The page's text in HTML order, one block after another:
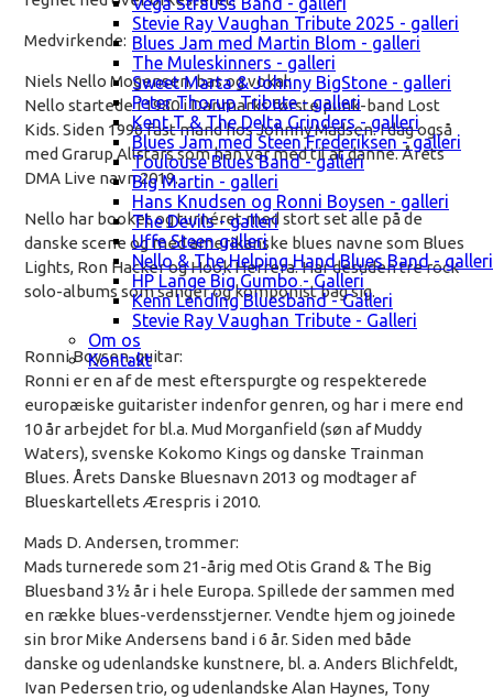
Stevie Ray Vaughan Tribute 2025 - galleri
Blues Jam med Martin Blom - galleri
The Muleskinners - galleri
Sweet Marta & Johnny BigStone - galleri
Peter Thorup Tribute - galleri
Kent T & The Delta Grinders - galleri
Blues Jam med Steen Frederiksen - galleri
Toulouse Blues Band - galleri
Big Martin - galleri
Hans Knudsen og Ronni Boysen - galleri
The Devils - galleri
Uffe Steen galleri
Nello & The Helping Hand Blues Band - galleri
HP Lange Big Gumbo - Galleri
Kenn Lending Bluesband - Galleri
Stevie Ray Vaughan Tribute - Galleri
Om os
Kontakt
Medvirkende:
Niels Nello Mogensen, bas og vokal:
Nello startede i 1980 i Danmarks første punk-band Lost
Kids. Siden 1996 fast mand hos Johnny Madsen. I dag også
med Grarup Allstars som han var med til at danne. Årets
DMA Live navn 2019.
Nello har booket og turnéret med stort set alle på de
danske scene og med amerikanske blues navne som Blues
Lights, Ron Hacker og Hook Herrera. Har desuden tre rock
solo-albums som sanger og komponist bag sig.
Ronni Boysen,guitar:
Ronni er en af de mest efterspurgte og respekterede
europæiske guitarister indenfor genren, og har i mere end
10 år arbejdet for bl.a. Mud Morganfield (søn af Muddy
Waters), svenske Kokomo Kings og danske Trainman
Blues. Årets Danske Bluesnavn 2013 og modtager af
Blueskartellets Ærespris i 2010.
Mads D. Andersen,trommer:
Mads turnerede som 21-årig med Otis Grand & The Big
Bluesband 3½ år i hele Europa. Spillede der sammen med
en række blues-verdensstjerner. Vendte hjem og joinede
sin bror Mike Andersens band i 6 år. Siden med både
danske og udenlandske kunstnere, bl. a. Anders Blichfeldt,
Ivan Pedersen trio, og udenlandske Alan Haynes, Tony